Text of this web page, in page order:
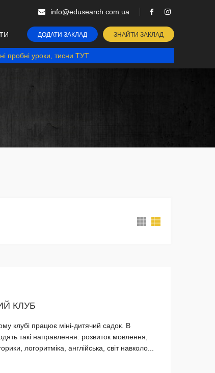
info@edusearch.com.ua
ДОДАТИ ЗАКЛАД ЗНАЙТИ ЗАКЛАД
пробні уроки, тисни ТУТ
КЛУБ
клубі працює міні-дитячий садок. В
такі направлення: розвиток мовлення,
логоритміка, англійська, світ навколо...